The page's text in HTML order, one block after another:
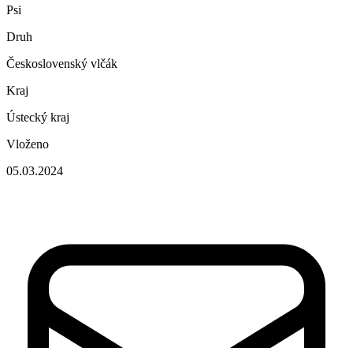
Psi
Druh
Československý vlčák
Kraj
Ústecký kraj
Vloženo
05.03.2024